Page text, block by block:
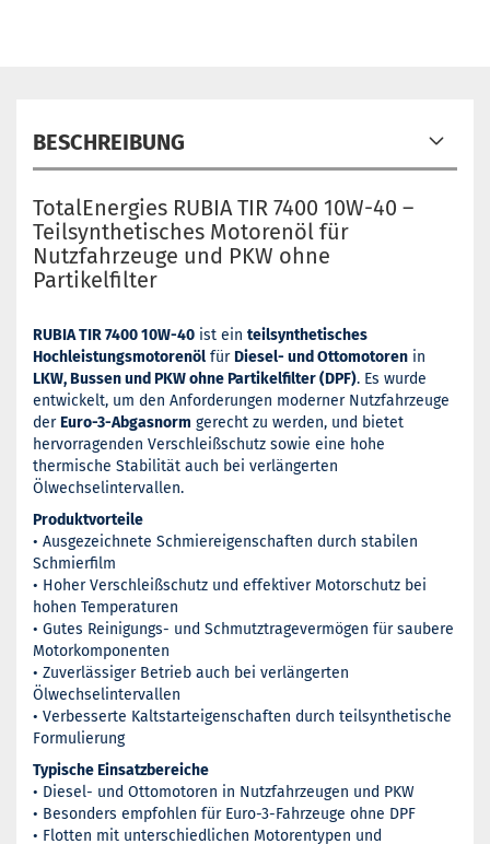
BESCHREIBUNG
TotalEnergies RUBIA TIR 7400 10W-40 –
Teilsynthetisches Motorenöl für
Nutzfahrzeuge und PKW ohne
Partikelfilter
RUBIA TIR 7400 10W-40 ist ein teilsynthetisches
Hochleistungsmotorenöl fürDiesel- und Ottomotoren in
LKW, Bussen und PKW ohne Partikelfilter (DPF). Es wurde
entwickelt, um den Anforderungen moderner Nutzfahrzeuge
derEuro-3-Abgasnorm gerecht zu werden, und bietet
hervorragenden Verschleißschutz sowie eine hohe
thermische Stabilität auch bei verlängerten
Ölwechselintervallen.
Produktvorteile
• Ausgezeichnete Schmiereigenschaften durch stabilen
Schmierfilm
• Hoher Verschleißschutz und effektiver Motorschutz bei
hohen Temperaturen
• Gutes Reinigungs- und Schmutztragevermögen für saubere
Motorkomponenten
• Zuverlässiger Betrieb auch bei verlängerten
Ölwechselintervallen
• Verbesserte Kaltstarteigenschaften durch teilsynthetische
Formulierung
Typische Einsatzbereiche
• Diesel- und Ottomotoren in Nutzfahrzeugen und PKW
• Besonders empfohlen für Euro-3-Fahrzeuge ohne DPF
• Flotten mit unterschiedlichen Motorentypen und